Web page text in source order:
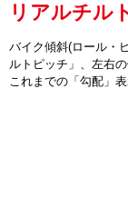
リアルチル
バイク傾斜(ロール・
ルトピッチ」、左右
これまでの「勾配」